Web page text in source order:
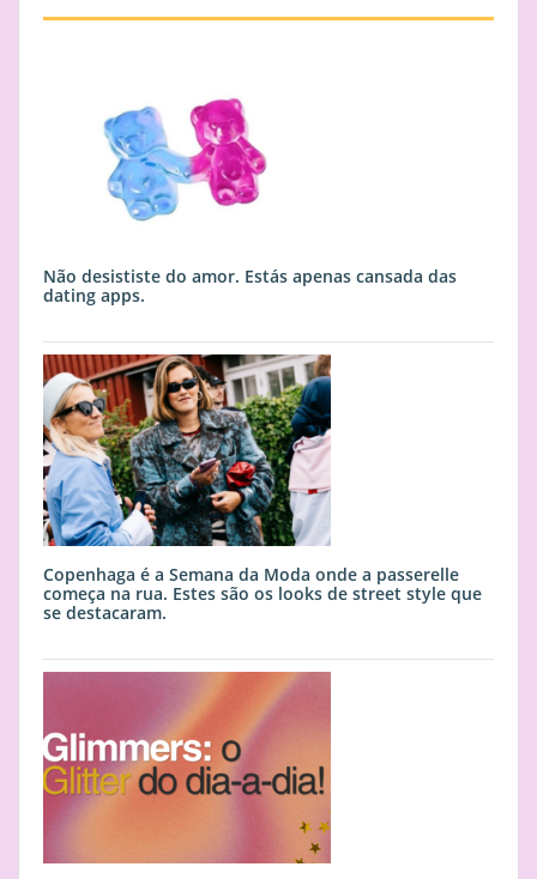
Não desististe do amor. Estás apenas cansada das
dating apps.
Copenhaga é a Semana da Moda onde a passerelle
começa na rua. Estes são os looks de street style que
se destacaram.